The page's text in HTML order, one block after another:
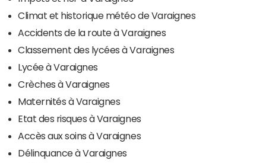
Climat et historique météo de Varaignes
Accidents de la route à Varaignes
Classement des lycées à Varaignes
Lycée à Varaignes
Crèches à Varaignes
Maternités à Varaignes
Etat des risques à Varaignes
Accès aux soins à Varaignes
Délinquance à Varaignes